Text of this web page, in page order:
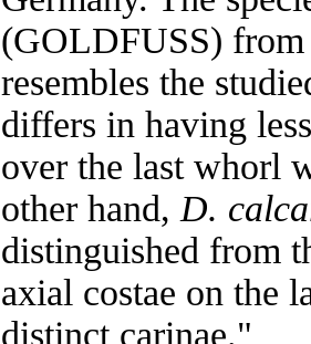
(GOLDFUSS) from
resembles the
differs in having
over the last whorl
other hand, D.
distinguished from
axial costae on the
distinct carinae."